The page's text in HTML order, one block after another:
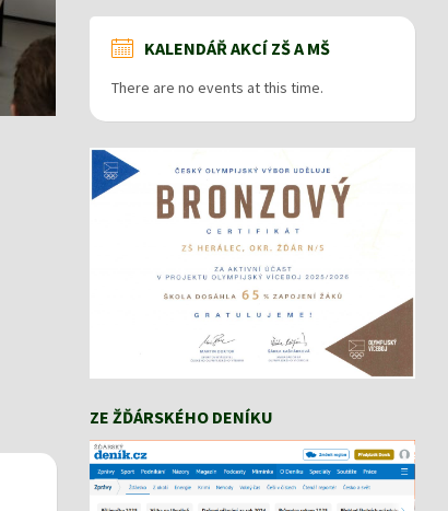
KALENDÁŘ AKCÍ ZŠ A MŠ
There are no events at this time.
ZE ŽĎÁRSKÉHO DENÍKU